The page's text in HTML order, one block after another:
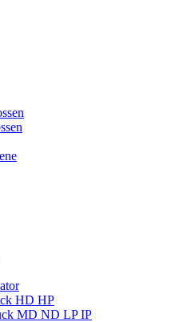
HD HP
MD ND LP IP